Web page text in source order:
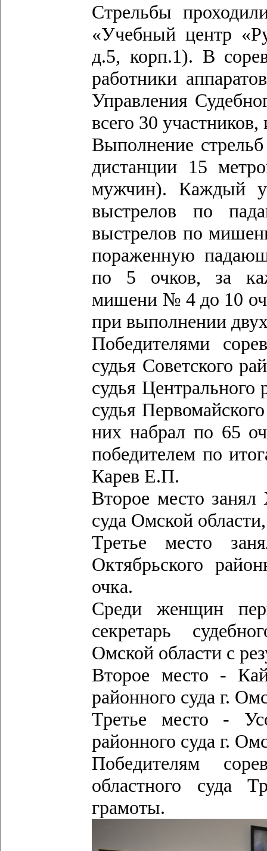
Стрельбы
«Учебный центр
д.5, корп.1). В
работники
Управления
всего 30
Выполнение
дистанции 15
мужчин). Каждый
выстрелов по
выстрелов по
пораженную
по 5 очков, за
мишени № 4 до 10
при выполнении
Победителями
судья Советского
судья
судья
них набрал по 65
победителем по
Карев Е.П.
Второе место
суда Омской
Третье место
Октябрьского
очка.
Среди женщин
секретарь
Омской области с
Второе место -
районного суда г.
Третье место -
районного суда г.
Победителям
областного суда
грамоты.